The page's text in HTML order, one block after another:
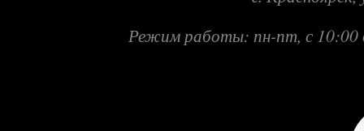
Режим работы: пн-пт, с 10:00